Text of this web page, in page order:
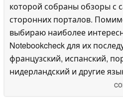
которой собраны обзоры с
сторонних порталов.
выбираю наиболее
Notebookcheck для их
французский, испанский,
нидерландский и другие